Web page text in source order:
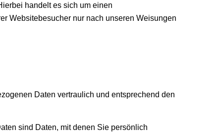
handelt es sich um einen
Websitebesucher nur nach unseren Weisungen
Daten vertraulich und entsprechend den
sind Daten, mit denen Sie persönlich